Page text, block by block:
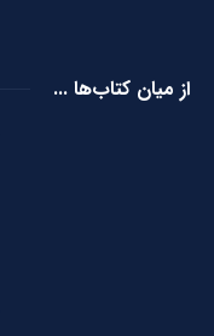
از میان کتاب‌ها ...